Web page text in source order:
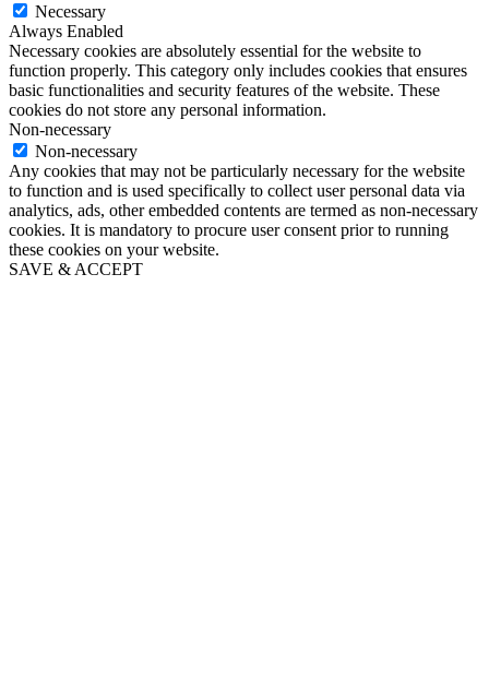
Necessary
Always Enabled
Necessary cookies are absolutely essential for the website to
function properly. This category only includes cookies that ensures
basic functionalities and security features of the website. These
cookies do not store any personal information.
Non-necessary
Non-necessary
Any cookies that may not be particularly necessary for the website
to function and is used specifically to collect user personal data via
analytics, ads, other embedded contents are termed as non-necessary
cookies. It is mandatory to procure user consent prior to running
these cookies on your website.
SAVE & ACCEPT